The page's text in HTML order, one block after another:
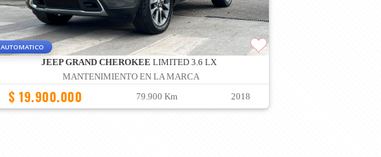
AUTOMATICO
JEEP GRAND CHEROKEE LIMITED 3.6 LX
MANTENIMIENTO EN LA MARCA
$ 19.900.000 79.900 Km 2018